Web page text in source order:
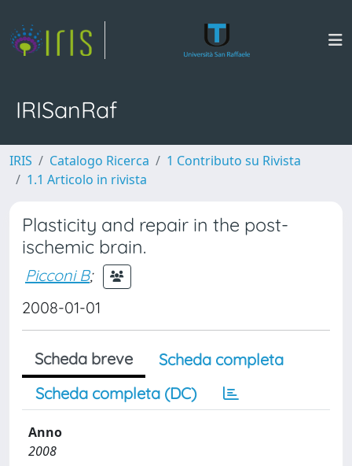
IRISanRaf
IRIS Catalogo Ricerca
1 Contributo su Rivista
1.1 Articolo in rivista
Plasticity and repair in the post-
ischemic brain.
Picconi B;
2008-01-01
Scheda breve
Scheda completa
Scheda completa (DC)
Anno
2008